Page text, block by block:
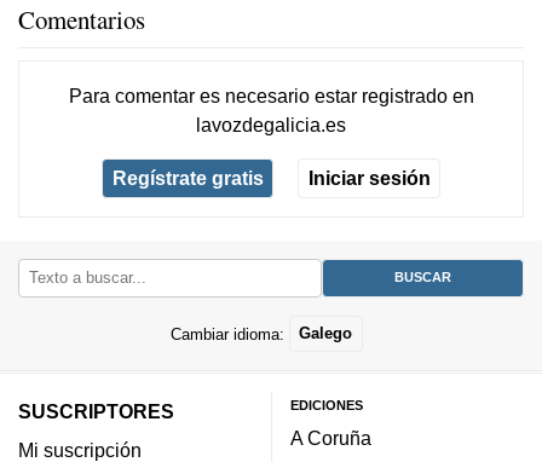
Comentarios
Para comentar es necesario estar registradoen
lavozdegalicia.es
Regístrate gratis Iniciar sesión
Cambiar idioma: Galego
SUSCRIPTORES
Mi suscripción
EDICIONES
A Coruña